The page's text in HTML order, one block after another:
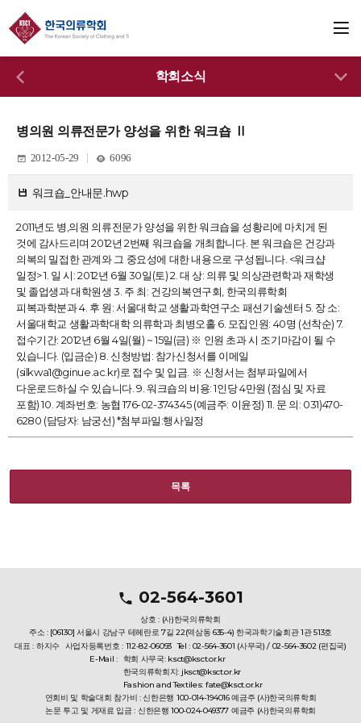
학회소식
병의원 의류전문가 양성을 위한 워크숍 Ⅱ
2012-05-29 6096
워크숍_안내문.hwp
2011년도 병,의원 의류전문가 양성을 위한 워크숍을 성황리에 마치게 된
것에 감사드리며 2012년 2번째 워크숍을 개최합니다. 본 워크숍은 건강과
의복의 밀접한 관계와 그 중요성에 대한 내용으로 구성됩니다. <워크샵
일정> 1. 일 시: 2012년 6월 30일(토) 2. 대 상: 의류 및 의상관련학과 재학생
및 졸업생과 대학원생 3. 주 최: 건강의복연구회, 한국의류학회
피복과학분과 4. 후 원: 서울대학교 생활과학연구소 패션기술센터 5. 장 소:
서울대학교 생활과학대학 의류학과 최병오홀 6. 모집인원: 40명 (선착순) 7.
접수기간: 2012년 6월 4일(월) ~ 15일(금) ※ 인원 초과 시 조기마감이 될 수
있습니다. (입금순) 8. 신청방법: 참가신청서를 이메일
(silkwa1@ginue.ac.kr)로 접수 및 입금. ※ 신청서는 첨부파일에서
다운로드하실 수 있습니다. 9. 워크숍의 비용: 1인당 4만원 (점심 및 자료
포함) 10. 계좌번호: 농협 176-02-374345 (예금주: 이윤정) 11. 문 의: 031)470-
6280 (담당자: 남궁선) *첨부파일:행사일정
목록
02-564-3601
상호 : (사)한국의류학회
주소 : [06130] 서울시 강남구 테헤란로 7길 22(역삼동 635-4) 한국과학기술회관 1관 513호
대표 : 하지수 사업자등록번호 : 112-82-06093 Tel : 02-564-3601 (사무국) / 02-564-3602 (편집국)
E-Mail : 학회 사무국: ksct@ksct.or.kr
한국의류학회지: jksct@ksct.or.kr
Fashion and Textiles: fate@ksct.or.kr
연회비 및 학술대회 참가비 : 신한은행 100-014-194016 예금주 (사)한국의류학회
논문 투고 및 게재료 입금 : 신한은행 100-024-049377 예금주 (사)한국의류학회